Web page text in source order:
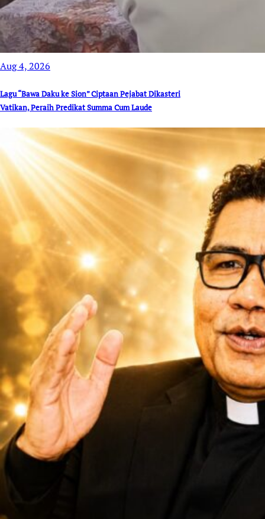
Aug 4, 2026
Lagu “Bawa Daku ke Sion” Ciptaan Pejabat Dikasteri
Vatikan, Peraih Predikat Summa Cum Laude